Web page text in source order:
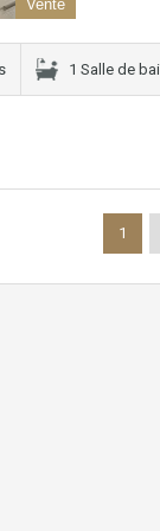
Vente
1 Salle de
1